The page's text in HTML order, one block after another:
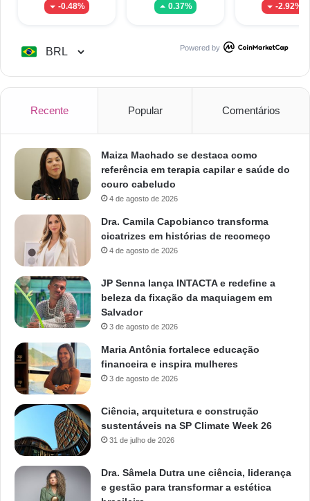
-0.48% 0.37% -2.92%
Powered by
Recente Popular Comentários
Maiza Machado se destaca como
referência em terapia capilar e saúde do
couro cabeludo
4 de agosto de 2026
Dra. Camila Capobianco transforma
cicatrizes em histórias de recomeço
4 de agosto de 2026
JP Senna lança INTACTA e redefine a
beleza da fixação da maquiagem em
Salvador
3 de agosto de 2026
Maria Antônia fortalece educação
financeira e inspira mulheres
3 de agosto de 2026
Ciência, arquitetura e construção
sustentáveis na SP Climate Week 26
31 de julho de 2026
Dra. Sâmela Dutra une ciência, liderança
e gestão para transformar a estética